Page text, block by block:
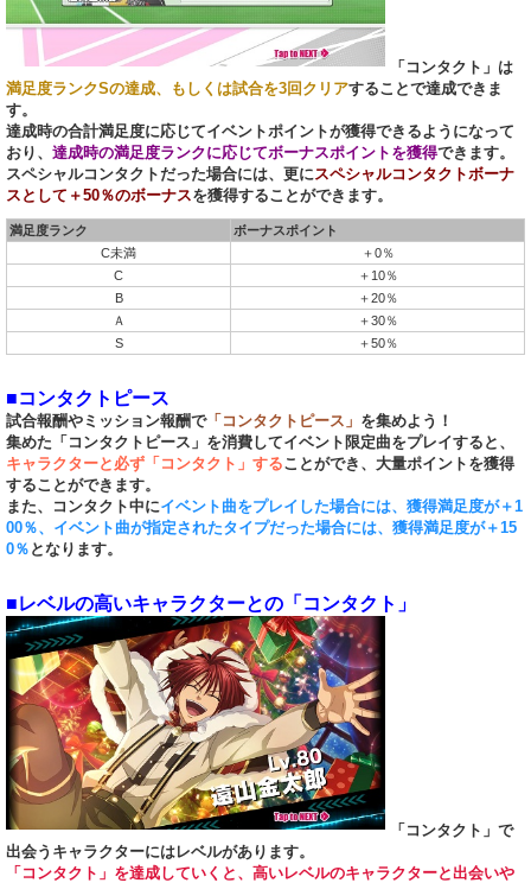
「コンタクト」は
満足度ランクSの達成、もしくは試合を3回クリアすることで達成できま
す。
達成時の合計満足度に応じてイベントポイントが獲得できるようになって
おり、 達成時の満足度ランクに応じてボーナスポイントを獲得できます。
スペシャルコンタクトだった場合には、更に スペシャルコンタクトボーナ
スとして＋50％のボーナスを獲得することができます。
満足度ランク
ボーナスポイント
C未満
＋0％
C
＋10％
B
＋20％
Ａ
＋30％
S
＋50％
■コンタクトピース
試合報酬やミッション報酬で「コンタクトピース」 を集めよう！
集めた「コンタクトピース」を消費してイベント限定曲をプレイすると、
キャラクターと必ず「コンタクト」することができ、大量ポイントを獲得
することができます。
また、コンタクト中にイベント曲をプレイした場合には、獲得満足度が＋1
00％、イベント曲が指定されたタイプだった場合には、獲得満足度が＋15
0％ となります。
■レベルの高いキャラクターとの「コンタクト」
「コンタクト」で
出会うキャラクターにはレベルがあります。
「コンタクト」を達成していくと、高いレベルのキャラクターと出会いや